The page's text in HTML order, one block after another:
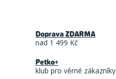
d
Doprava ZDARMA
nad 1 499 Kč
Petko+
klub pro věrné zákazníky